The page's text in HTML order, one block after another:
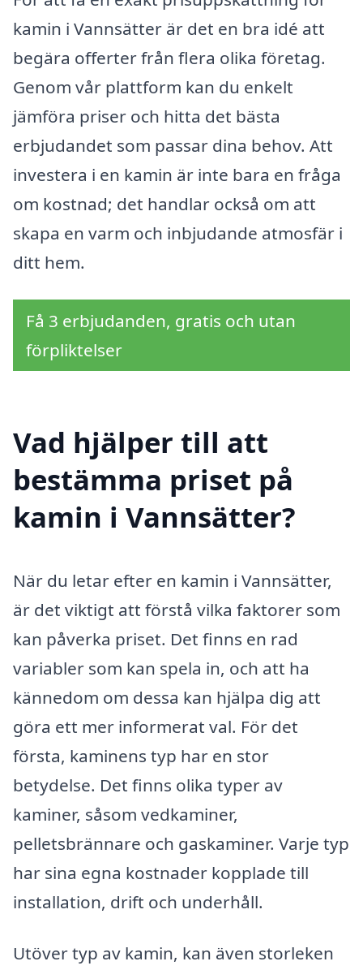
kamin i Vannsätter är det en bra idé att
begära offerter från flera olika företag.
Genom vår plattform kan du enkelt
jämföra priser och hitta det bästa
erbjudandet som passar dina behov. Att
investera i en kamin är inte bara en fråga
om kostnad; det handlar också om att
skapa en varm och inbjudande atmosfär i
ditt hem.
Få 3 erbjudanden, gratis och utan
förpliktelser
Vad hjälper till att
bestämma priset på
kamin i Vannsätter?
När du letar efter en kamin i Vannsätter,
är det viktigt att förstå vilka faktorer som
kan påverka priset. Det finns en rad
variabler som kan spela in, och att ha
kännedom om dessa kan hjälpa dig att
göra ett mer informerat val. För det
första, kaminens typ har en stor
betydelse. Det finns olika typer av
kaminer, såsom vedkaminer,
pelletsbrännare och gaskaminer. Varje typ
har sina egna kostnader kopplade till
installation, drift och underhåll.
Utöver typ av kamin, kan även storleken